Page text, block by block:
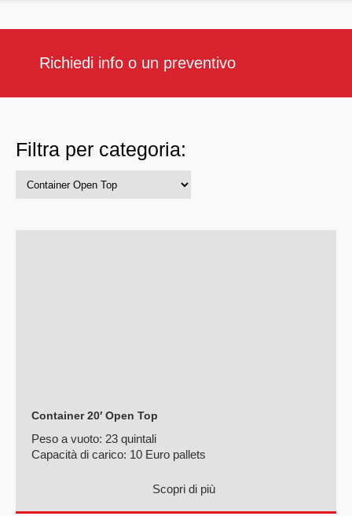
Richiedi info o un preventivo
Filtra per categoria:
Container 20′ Open Top
Peso a vuoto: 23 quintali
Capacità di carico: 10 Euro pallets
Scopri di più